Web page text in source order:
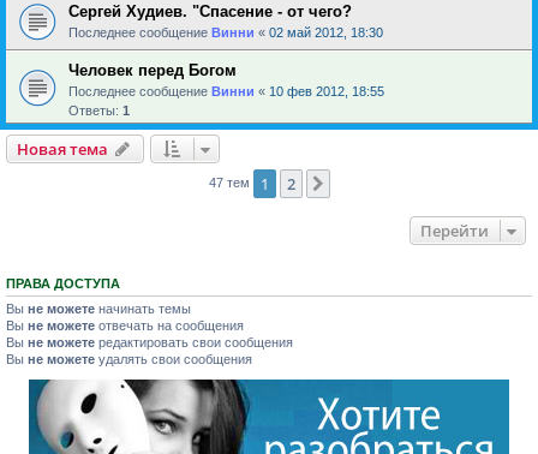
Сергей Худиев. "Спасение - от чего?
Последнее сообщение Винни « 02 май 2012, 18:30
Человек перед Богом
Последнее сообщение Винни « 10 фев 2012, 18:55
Ответы: 1
Новая тема
47 тем 1 2
Перейти
ПРАВА ДОСТУПА
Вы не можете начинать темы
Вы не можете отвечать на сообщения
Вы не можете редактировать свои сообщения
Вы не можете удалять свои сообщения